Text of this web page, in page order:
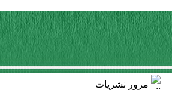
مرور نشریات